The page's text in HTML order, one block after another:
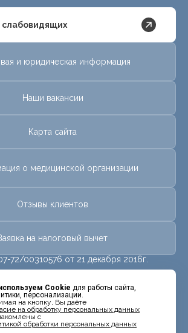
Cookie для работы сайта,
персонализации.
на кнопку, Вы даёте
на обработку персональных данных
с
обработки персональных данных
слабовидящих
и юридическая информация
Наши вакансии
Карта сайта
о медицинской организации
Отзывы клиентов
на налоговый вычет
72/00310576 от 21 декабря 2016г.
72/00623073 от 31 октября 2022г.
защищены.
томографии «МРТ Лидер»